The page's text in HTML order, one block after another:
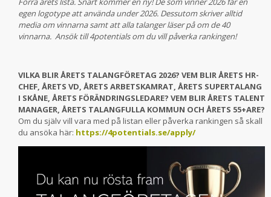
egen logotype att använda under 2026. Dessutom skriver alltid
media om vinnarna samt att alla talanger läser på om de 40
vinnarna. Ansök till 4potentials om du vill påverka rankingen!
VILKA BLIR ÅRETS TALANGFÖRETAG 2026? VEM BLIR ÅRETS HR-
CHEF, ÅRETS VD, ÅRETS ARBETSKAMRAT, ÅRETS SUPERTALANG
I SKÅNE, ÅRETS FÖRÄNDRINGSLEDARE? VEM BLIR ÅRETS TALENT
MANAGER, ÅRETS TALANGFULLA KOMMUN OCH ÅRETS 55+ARE?
Om du själv vill vara med på listan eller påverka rankingen så skall
du ansöka här: https://4potentials.se/apply/